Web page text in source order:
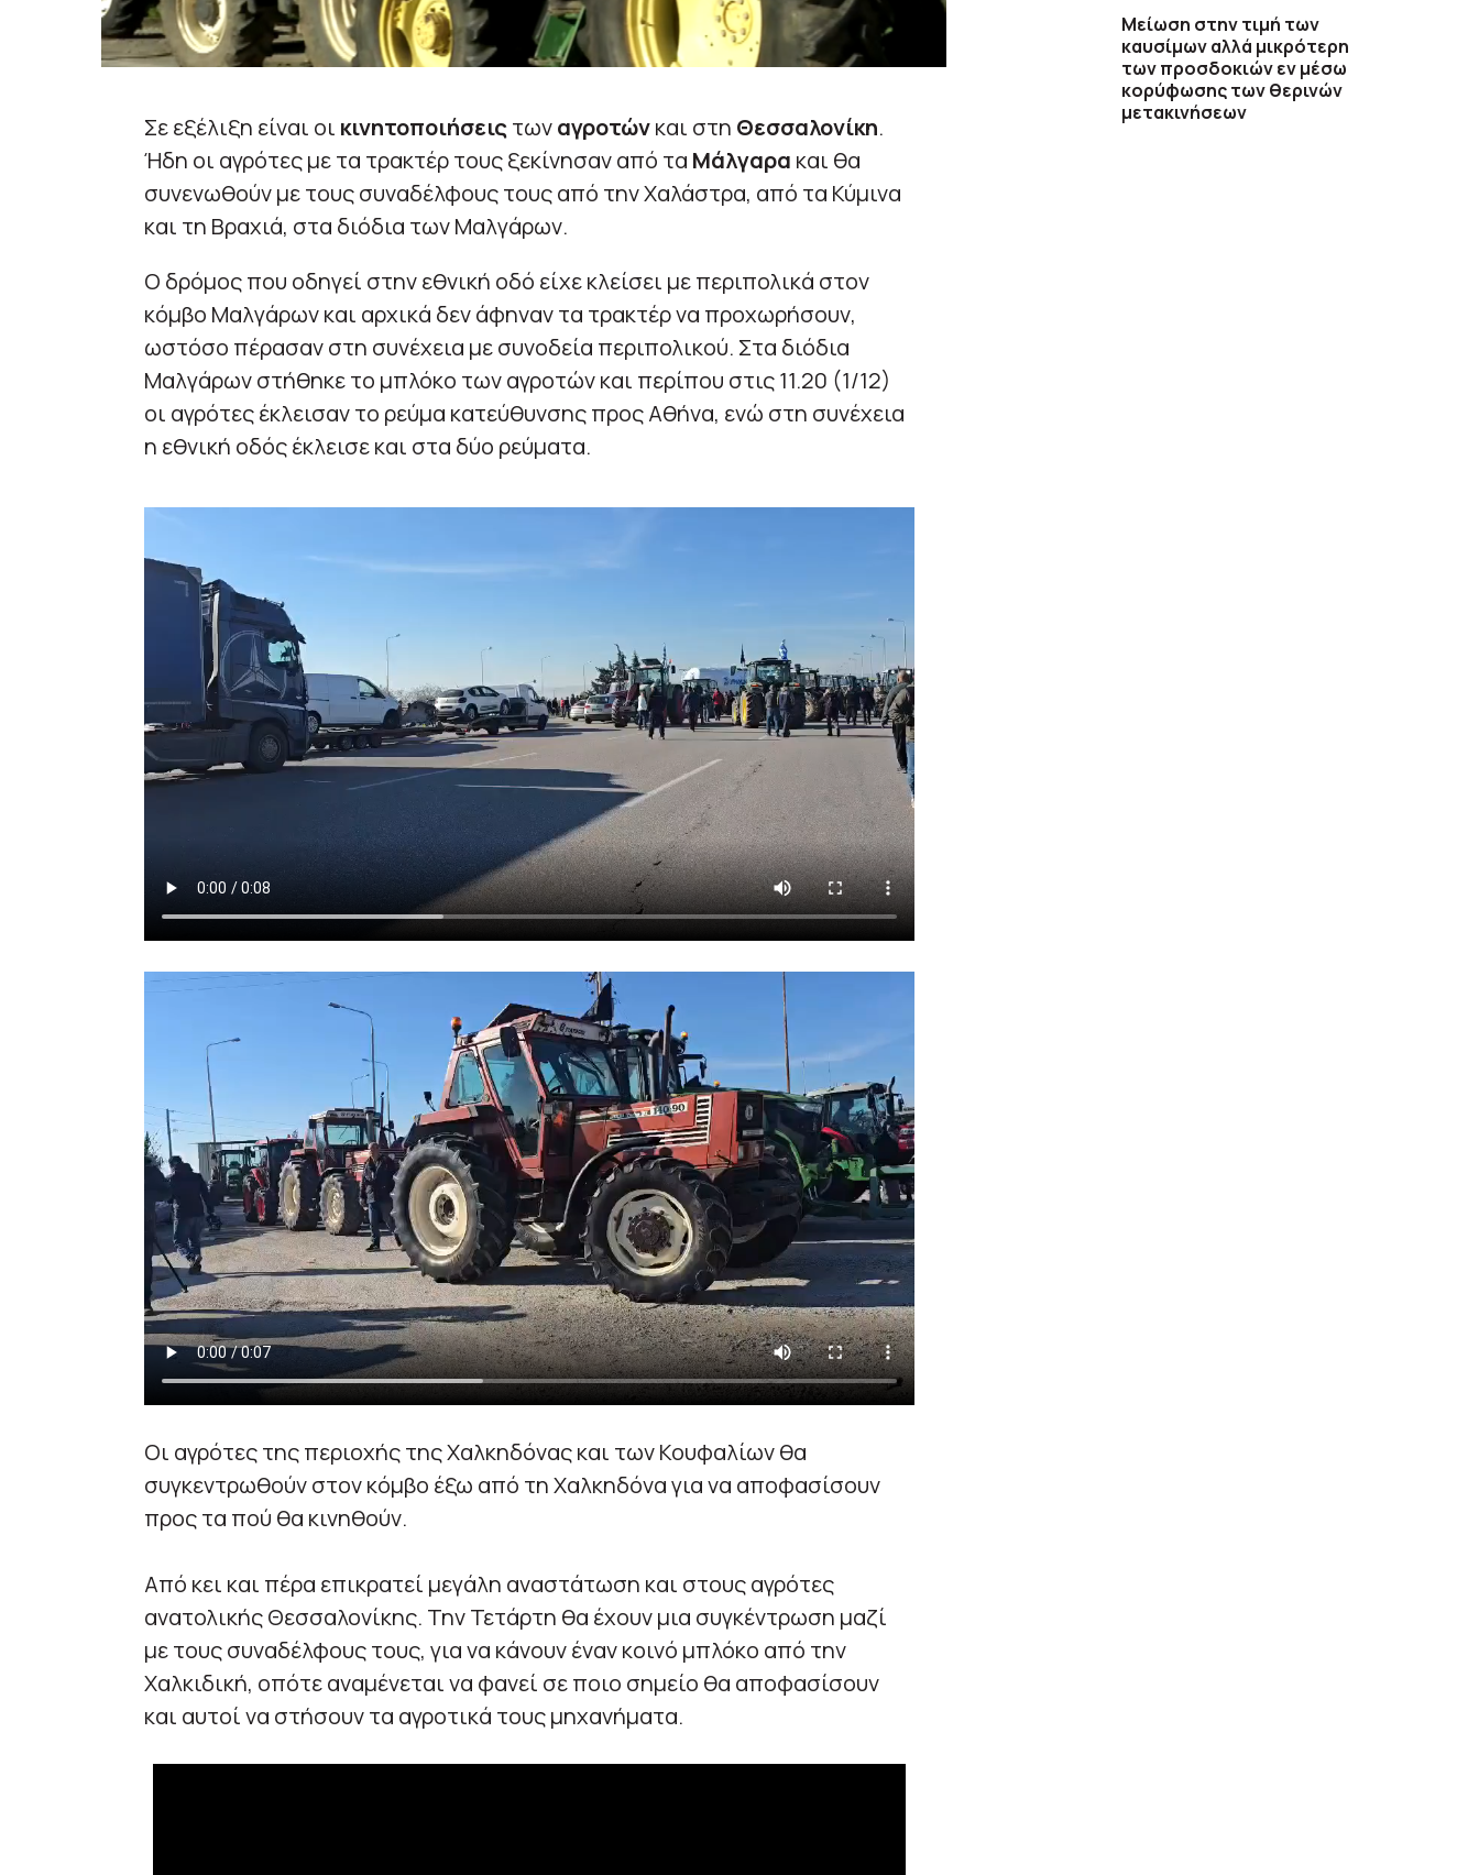
Σε εξέλιξη είναι οι κινητοποιήσειςτωναγροτώνκαι στη Θεσσαλονίκη.
Ήδη οι αγρότες με τα τρακτέρ τους ξεκίνησαν από τα Μάλγαρα και θα
συνενωθούν με τους συναδέλφους τους από την Χαλάστρα, από τα Κύμινα
και τη Βραχιά, στα διόδια των Μαλγάρων.
Ο δρόμος που οδηγεί στην εθνική οδό είχε κλείσει με περιπολικά στον
κόμβο Μαλγάρων και αρχικά δεν άφηναν τα τρακτέρ να προχωρήσουν,
ωστόσο πέρασαν στη συνέχεια με συνοδεία περιπολικού. Στα διόδια
Μαλγάρων στήθηκε το μπλόκο των αγροτών και περίπου στις 11.20 (1/12)
οι αγρότες έκλεισαν το ρεύμα κατεύθυνσης προς Αθήνα, ενώ στη συνέχεια
η εθνική οδός έκλεισε και στα δύο ρεύματα.
Οι αγρότες της περιοχής της Χαλκηδόνας και των Κουφαλίων θα
συγκεντρωθούν στον κόμβο έξω από τη Χαλκηδόνα για να αποφασίσουν
προς τα πού θα κινηθούν.
Από κει και πέρα επικρατεί μεγάλη αναστάτωση και στους αγρότες
ανατολικής Θεσσαλονίκης. Την Τετάρτη θα έχουν μια συγκέντρωση μαζί
με τους συναδέλφους τους, για να κάνουν έναν κοινό μπλόκο από την
Χαλκιδική, οπότε αναμένεται να φανεί σε ποιο σημείο θα αποφασίσουν
και αυτοί να στήσουν τα αγροτικά τους μηχανήματα.
Μείωση στην τιμή των
καυσίμων αλλά μικρότερη
των προσδοκιών εν μέσω
κορύφωσης των θερινών
μετακινήσεων